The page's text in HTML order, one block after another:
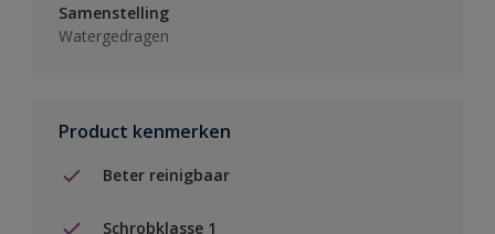
Samenstelling
Watergedragen
Product kenmerken
Beter reinigbaar
Schrobklasse 1